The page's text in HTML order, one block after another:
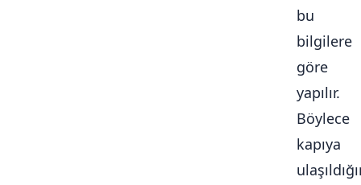
bu
bilgilere
göre
yapılır.
Böylece
kapıya